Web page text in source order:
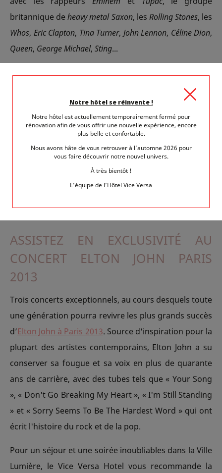
britannique deheavy metal Saxon, les Rolling Stones, les
Whos, Eric Clapton, Tina Turner, John Lennon, Céline Dion,
Queen, George Michael, Sting...
nommé Officier des Arts et des Lettres en 1993 en
France, et devient Commandeur de l’Empire
britannique en 1995. Il reçoit par ailleurs le prix de la
contribution à la culture américaine, la plus haute
distinction pour un artiste aux Etats-Unis. Enfin son
engagement dans la lutte contre le SIDA lui vaut
également d’être nommé Chevalier par la
ASSISTEZ EN EXCLUSIVITÉ AU
CONCERT ELTON JOHN PARIS
2013
Trois concerts exceptionnels, au cours desquels toute
une génération pourra revivre les plus grands succès
d’Elton John à Paris 2013. Source d'inspiration pour la
plupart des artistes contemporains, Elton John a su
conserver sa fougue et sa voix en plus de quarante
ans de carrière, avec des tubes tels que « Your Song
», « Don't Go Breaking My Heart », « I'm Still Standing
» et « Sorry Seems To Be The Hardest Word » qui ont
écrit l'histoire du rock et de la pop.
Pour un séjour et une soirée inoubliables dans la Ville
Lumière, le Vice Versa Hotel vous recommande la
Notre hôtel se réinvente !
Notre hôtel est actuellement temporairement fermé pour
rénovation afin de vous offrir une nouvelle expérience, encore
plus belle et confortable.
Nous avons hâte de vous retrouver à l’automne 2026 pour
vous faire découvrir notre nouvel univers.
À très bientôt !
L’équipe de l’Hôtel Vice Versa